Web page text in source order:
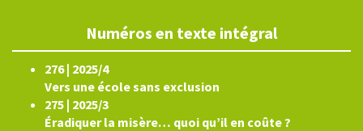
Numéros en texte intégral
276 | 2025/4
Vers une école sans exclusion
275 | 2025/3
Éradiquer la misère… quoi qu’il en coûte ?